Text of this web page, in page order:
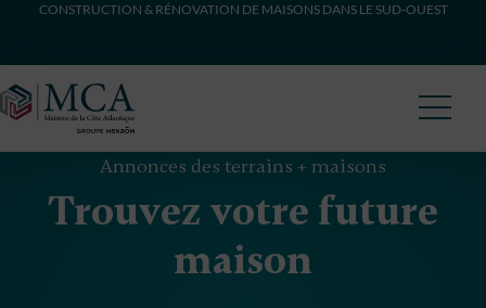
CONSTRUCTION & RÉNOVATION DE MAISONS DANS LE SUD-OUEST
Annonces des terrains + maisons
Trouvez votre future
maison